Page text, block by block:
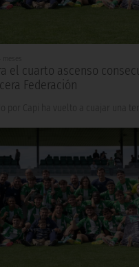
el cuarto ascenso
Federación
por Capi ha vuelto a cuajar una